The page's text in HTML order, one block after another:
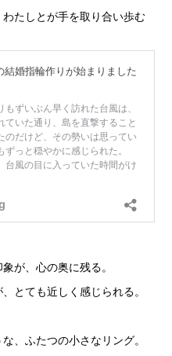
たしとが手を取り合い歩む
が、心の奥に残る。
とても近しく感じられる。
、ふたつの小さなリング。